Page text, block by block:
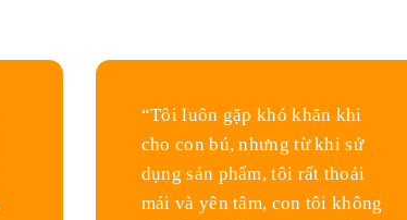
“Tôi luôn gặp khó khăn khi
cho con bú, nhưng từ khi sử
dụng sản phẩm, tôi rất thoải
mái và yên tâm, con tôi không